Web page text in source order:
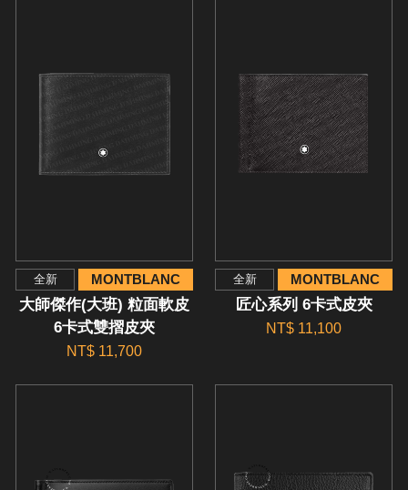
全新 MONTBLANC
大師傑作(大班) 粒面軟皮
6卡式雙摺皮夾
NT$ 11,700
全新 MONTBLANC
匠心系列 6卡式皮夾
NT$ 11,100